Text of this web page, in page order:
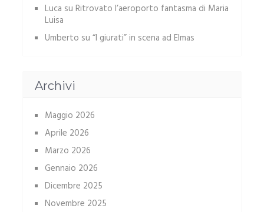
Luca su Ritrovato l’aeroporto fantasma di Maria
Luisa
Umberto su “I giurati” in scena ad Elmas
Archivi
Maggio 2026
Aprile 2026
Marzo 2026
Gennaio 2026
Dicembre 2025
Novembre 2025